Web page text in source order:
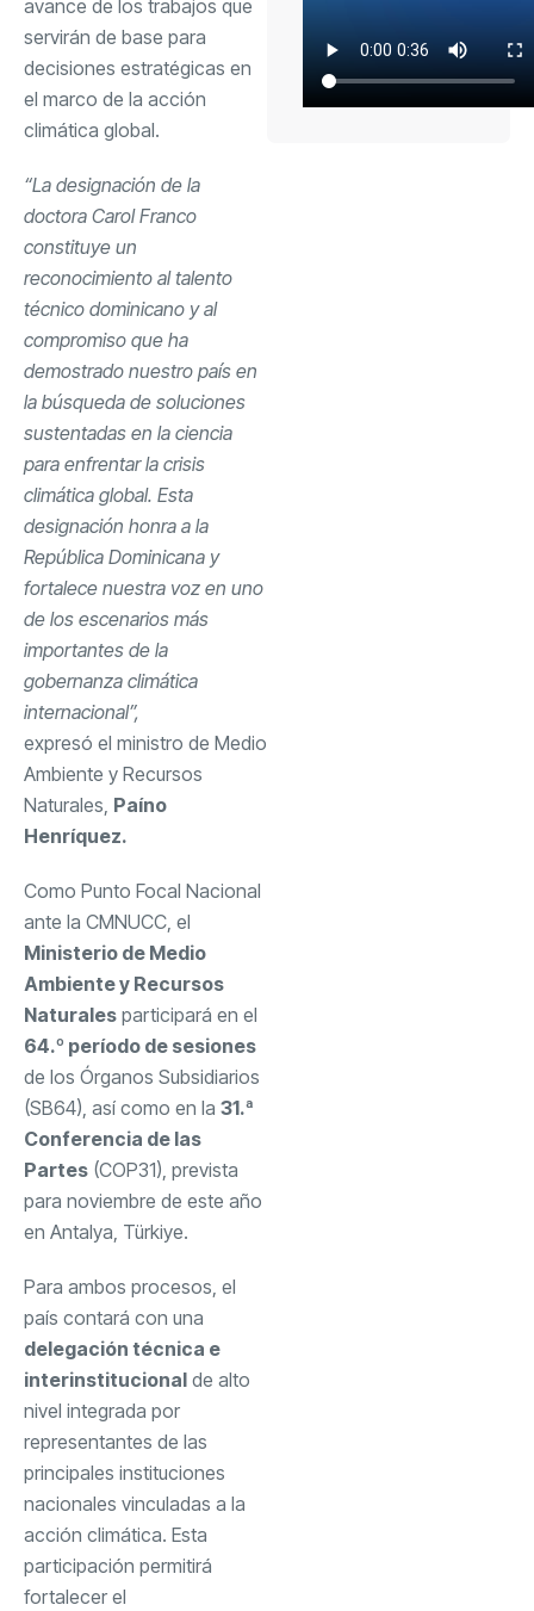
avance de los trabajos que
servirán de base para
decisiones estratégicas en
el marco de la acción
climática global.
“La designación de la
doctora Carol Franco
constituye un
reconocimiento al talento
técnico dominicano y al
compromiso que ha
demostrado nuestro país en
la búsqueda de soluciones
sustentadas en la ciencia
para enfrentar la crisis
climática global. Esta
designación honra a la
República Dominicana y
fortalece nuestra voz en uno
de los escenarios más
importantes de la
gobernanza climática
internacional”,
expresó el ministro de Medio
Ambiente y Recursos
Naturales, Paíno
Henríquez.
Como Punto Focal Nacional
ante la CMNUCC, el
Ministerio de Medio
Ambiente y Recursos
Naturales participará en el
64.º período de sesiones
de los Órganos Subsidiarios
(SB64), así como en la 31.ª
Conferencia de las
Partes (COP31), prevista
para noviembre de este año
en Antalya, Türkiye.
Para ambos procesos, el
país contará con una
delegación técnica e
interinstitucional de alto
nivel integrada por
representantes de las
principales instituciones
nacionales vinculadas a la
acción climática. Esta
participación permitirá
fortalecer el